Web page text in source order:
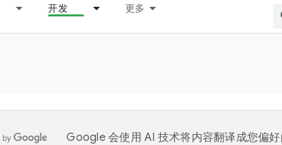
开发 更多
Google 会使用 AI 技术将内容翻译成您偏好